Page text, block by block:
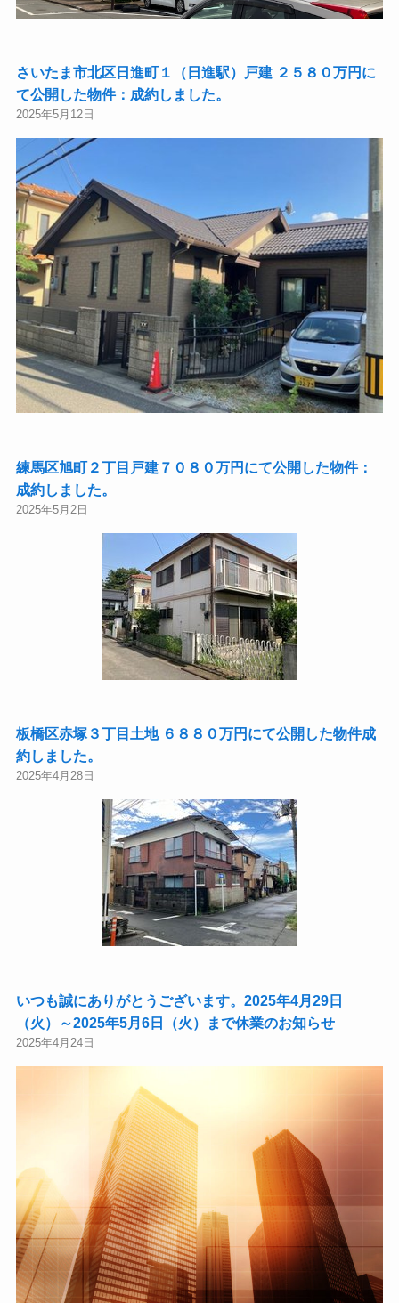
さいたま市北区日進町１（日進駅）戸建 ２５８０万円に
て公開した物件：成約しました。
2025年5月12日
練馬区旭町２丁目戸建７０８０万円にて公開した物件：
成約しました。
2025年5月2日
板橋区赤塚３丁目土地 ６８８０万円にて公開した物件成
約しました。
2025年4月28日
いつも誠にありがとうございます。2025年4月29日
（火）～2025年5月6日（火）まで休業のお知らせ
2025年4月24日